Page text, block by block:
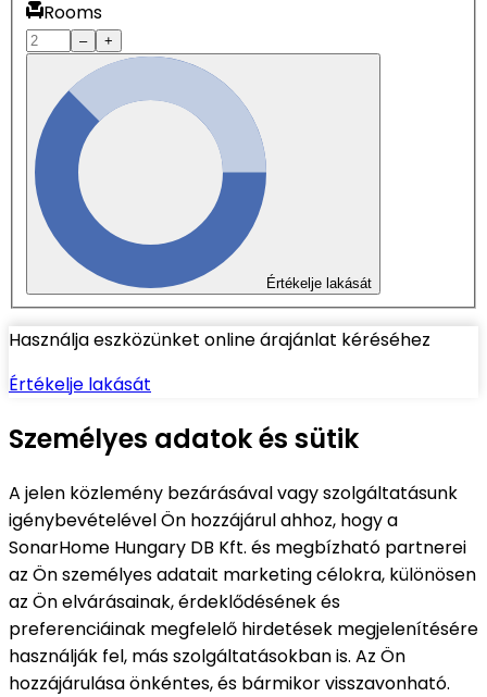
Rooms
– +
Értékelje lakását
Használja eszközünket online árajánlat kéréséhez
Értékelje lakását
Személyes adatok és sütik
A jelen közlemény bezárásával vagy szolgáltatásunk
igénybevételével Ön hozzájárul ahhoz, hogy a
SonarHome Hungary DB Kft. és megbízható partnerei
az Ön személyes adatait marketing célokra, különösen
az Ön elvárásainak, érdeklődésének és
preferenciáinak megfelelő hirdetések megjelenítésére
használják fel, más szolgáltatásokban is. Az Ön
hozzájárulása önkéntes, és bármikor visszavonható.